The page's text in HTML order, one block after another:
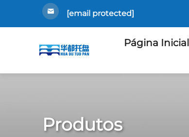
[email protected]
Página Inicial
Produtos